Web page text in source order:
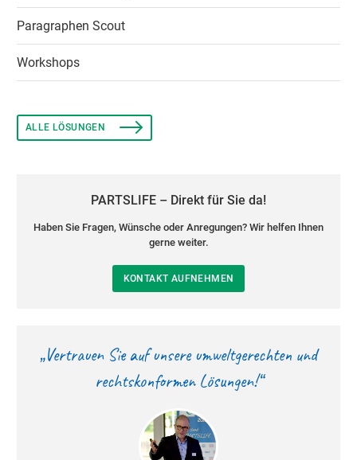
Paragraphen Scout
Workshops
ALLE LÖSUNGEN
PARTSLIFE – Direkt für Sie da!
Haben Sie Fragen, Wünsche oder Anregungen? Wir helfen Ihnen
gerne weiter.
KONTAKT AUFNEHMEN
„Vertrauen Sie auf unsere umweltgerechten und
rechtskonformen Lösungen!“